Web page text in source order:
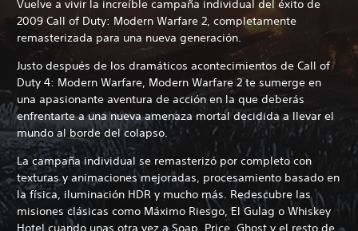
Vuelve a vivir la increíble campaña individual del éxito de
2009 Call of Duty: Modern Warfare 2, completamente
remasterizada para una nueva generación.
Justo después de los dramáticos acontecimientos de Call of
Duty 4: Modern Warfare, Modern Warfare 2 te sumerge en
una apasionante aventura de acción en la que deberás
enfrentarte a una nueva amenaza mortal decidida a llevar el
mundo al borde del colapso.
La campaña individual se remasterizó por completo con
texturas y animaciones mejoradas, procesamiento basado en
la física, iluminación HDR y mucho más. Redescubre las
misiones clásicas como Máximo Riesgo, El Gulag o Whiskey
Hotel cuando unas otra vez a Soap, Price, Ghost y el resto de